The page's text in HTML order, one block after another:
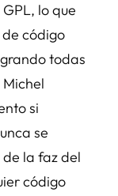
lo que
código
todas
si
se
la faz del
código